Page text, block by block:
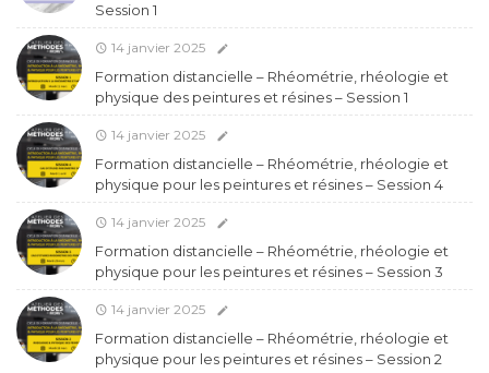
Session 1
14 janvier 2025
Formation distancielle – Rhéométrie, rhéologie et
physique des peintures et résines – Session 1
14 janvier 2025
Formation distancielle – Rhéométrie, rhéologie et
physique pour les peintures et résines – Session 4
14 janvier 2025
Formation distancielle – Rhéométrie, rhéologie et
physique pour les peintures et résines – Session 3
14 janvier 2025
Formation distancielle – Rhéométrie, rhéologie et
physique pour les peintures et résines – Session 2